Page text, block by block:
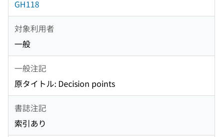
GH118
対象利用者
一般
一般注記
原タイトル: Decision points
書誌注記
索引あり